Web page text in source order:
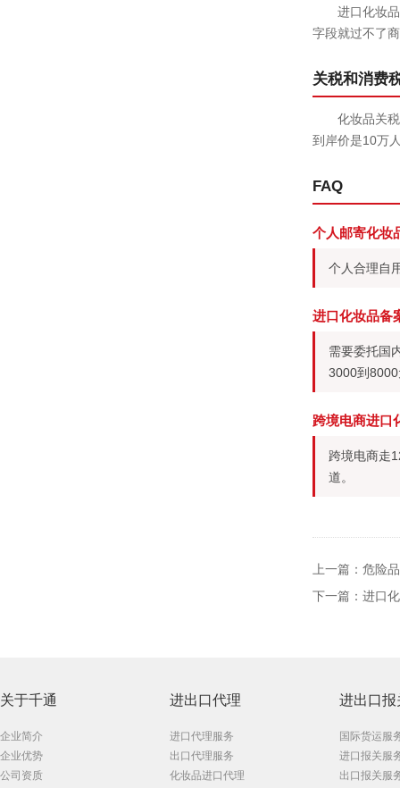
进口化妆
字段就过不了
关税和消费
化妆品关
到岸价是10万
FAQ
个人邮寄化妆
个人合理自
进口化妆品备
需要委托国
3000到
跨境电商进口
跨境电商走
道。
上一篇： 危险
下一篇： 进口
关于千通
企业简介
企业优势
公司资质
进出口代理
进口代理服务
出口代理服务
化妆品进口代理
进出口报
国际货运服
进口报关服
出口报关服